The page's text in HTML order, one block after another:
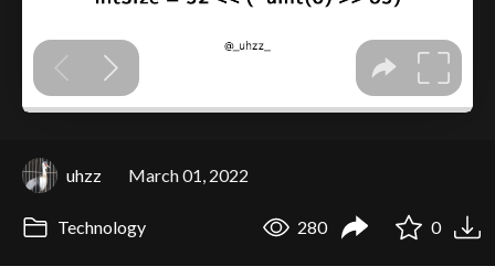
uhzz March 01, 2022
Technology 280 0